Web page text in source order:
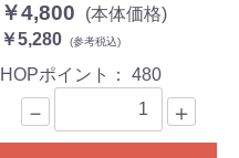
￥4,800
(本体価格)
￥5,280
(参考税込)
HOPポイント： 480
－ ＋